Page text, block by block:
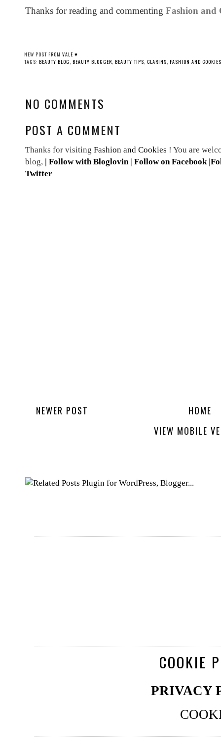
Thanks for reading and commenting Fashion and
NEW POST FROM VALE ♥
TAGS: BEAUTY BLOG , BEAUTY BLOGGER, BEAUTY TIPS, CLARINS, FASHION AND COOKIES
NO COMMENTS
POST A COMMENT
Thanks for visiting Fashion and Cookies ! You are
blog, | Follow with Bloglovin | Follow on Facebook |
Twitter
NEWER POST
HOME
VIEW MOBILE
COOKIE
PRIVACY